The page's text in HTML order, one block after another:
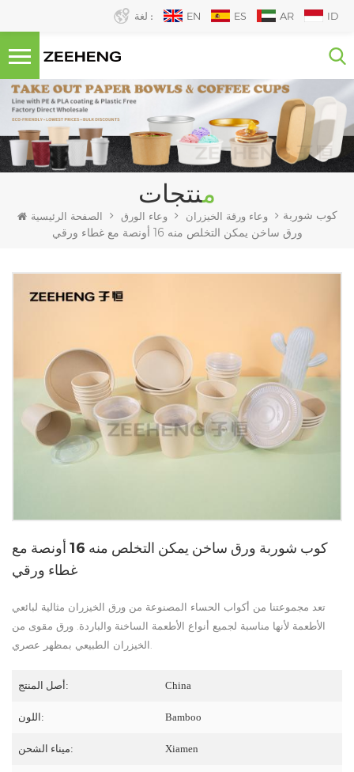
لغة : EN ES AR ID
منتجات
الصفحة الرئيسية وعاء الورق وعاء ورقة الخيزران
كوب شوربة
ورق ساخن يمكن التخلص منه 16 أونصة مع غطاء ورقي
كوب شوربة ورق ساخن يمكن التخلص منه 16 أونصة مع
غطاء ورقي
تعد مجموعتنا من أكواب الحساء المصنوعة من ورق الخيزران مثالية لبائعي
الأطعمة لأنها مناسبة لجميع أنواع الأطعمة الساخنة والباردة. ورق مقوى من
أصل المنتج: China
اللون: Bamboo
ميناء الشحن: Xiamen